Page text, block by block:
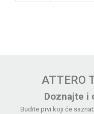
ATTERO
Doznajte i
Budite prvi koji će